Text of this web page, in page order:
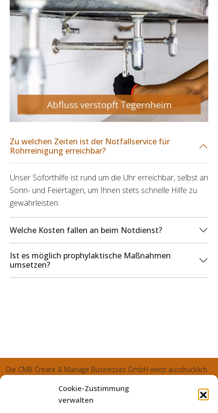
Cookie-Zustimmung
verwalten
Zu welchen Zeiten ist der Notfallservice für
Rohrreinigung erreichbar?
Unser Soforthilfe ist rund um die Uhr erreichbar, selbst an
Sonn- und Feiertagen, um Ihnen stets schnelle Hilfe zu
gewährleisten.
Welche Kosten fallen an beim Notdienst?
Ist es möglich prophylaktische Maßnahmen
umsetzen?
Die CMB Create & Manage Businesses GmbH weist ausdrücklich
und sämtliche generierte Aufträge an die SecuPart GmbH